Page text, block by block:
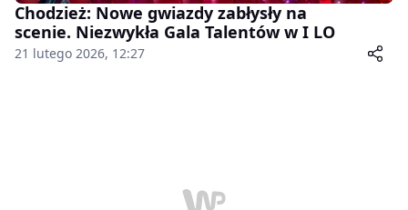
Chodzież: Nowe gwiazdy zabłysły na
scenie. Niezwykła Gala Talentów w I LO
21 lutego 2026, 12:27